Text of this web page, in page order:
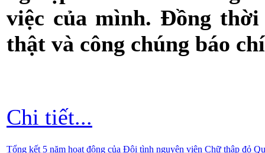
việc của mình. Đồng
thật và công chúng báo chí
Chi tiết...
Tổng kết 5 năm hoạt động của Đội tình nguyện viên Chữ thập đỏ